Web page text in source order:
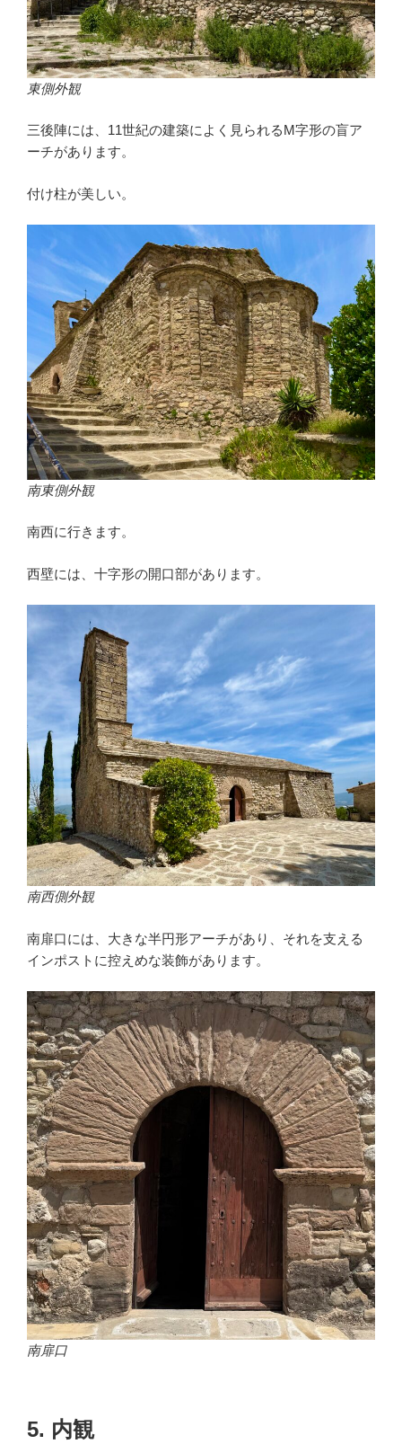
東側外観
三後陣には、11世紀の建築によく見られるM字形の盲ア
ーチがあります。
付け柱が美しい。
南東側外観
南西に行きます。
西壁には、十字形の開口部があります。
南西側外観
南扉口には、大きな半円形アーチがあり、それを支える
インポストに控えめな装飾があります。
南扉口
5. 内観